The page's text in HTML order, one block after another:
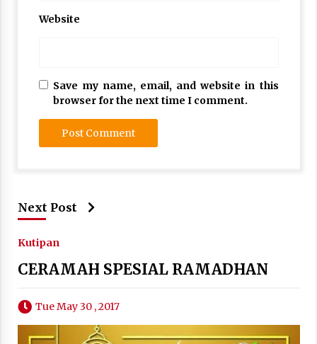
Website
Save my name, email, and website in this
browser for the next time I comment.
Next Post
Kutipan
CERAMAH SPESIAL RAMADHAN
Tue May 30 , 2017